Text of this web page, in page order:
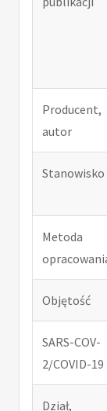
Producent,
autor
Stanowisko
Metoda
Objętość
SARS-COV-
2/COVID-19
Dział,